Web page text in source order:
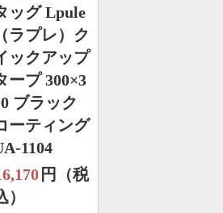
ッグ Lpule
（ラプレ）ク
ックアップ
ープ 300×3
ブラック
ーティング
1104
円（税
）